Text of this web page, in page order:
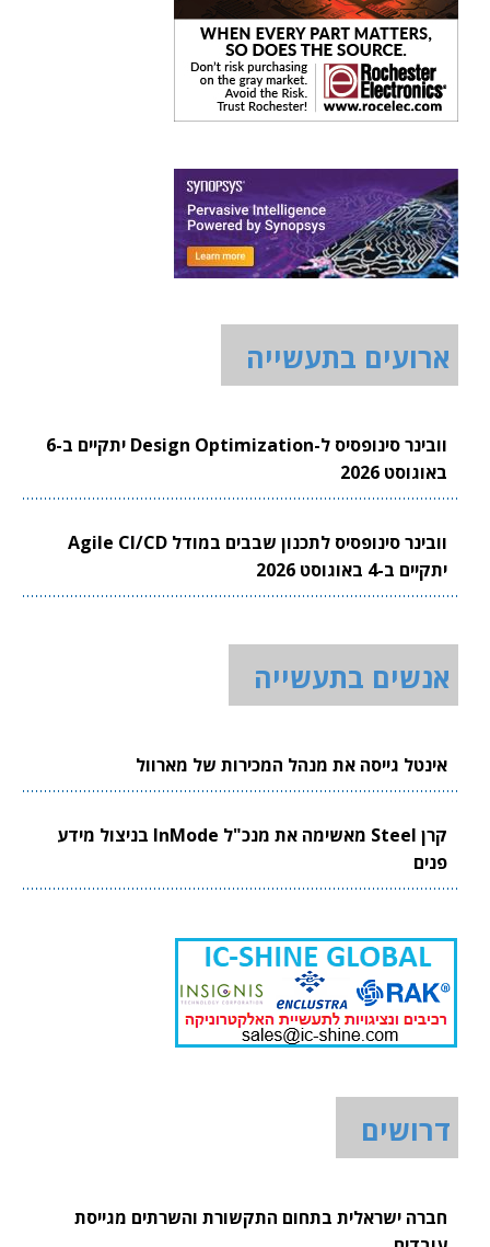
ארועים בתעשייה
וובינר סינופסיס ל-Design Optimization יתקיים ב-6
באוגוסט 2026
וובינר סינופסיס לתכנון שבבים במודל Agile CI/CD
יתקיים ב-4 באוגוסט 2026
אנשים בתעשייה
אינטל גייסה את מנהל המכירות של מארוול
קרן Steel מאשימה את מנכ"ל InMode בניצול מידע
פנים
דרושים
חברה ישראלית בתחום התקשורת והשרתים מגייסת